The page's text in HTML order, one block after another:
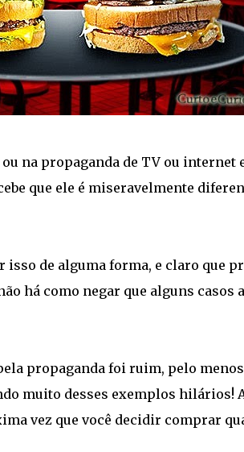
na propaganda de TV ou internet
que ele é miseravelmente
de alguma forma, e claro que
há como negar que alguns casos
propaganda foi ruim, pelo
muito desses exemplos hilários!
vez que você decidir comprar